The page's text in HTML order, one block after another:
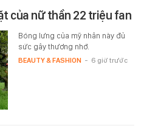
của nữ thần 22 triệu fan
Bóng lưng của mỹ nhân này đủ
sức gây thương nhớ.
BEAUTY & FASHION - 6 giờ trước